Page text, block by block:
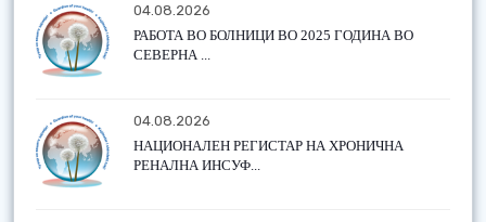
04.08.2026
РАБОТА ВО БОЛНИЦИ ВО 2025 ГОДИНА ВО
СЕВЕРНА ...
04.08.2026
НАЦИОНАЛЕН РЕГИСТАР НА ХРОНИЧНА
РЕНАЛНА ИНСУФ...